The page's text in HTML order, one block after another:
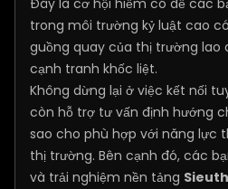
Đây là cơ hội hiếm có để các
trong môi trường kỷ luật cao
guồng quay của thị trường lao
cạnh tranh khốc liệt.
Không dừng lại ở việc kết nối
còn hỗ trợ tư vấn định hướng
sao cho phù hợp với năng lực
thị trường. Bên cạnh đó, các
và trải nghiệm nền tảng